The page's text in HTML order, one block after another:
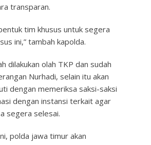
transparan.
tim khusus untuk segera
ini,” tambah kapolda.
dilakukan olah TKP dan sudah
Nurhadi, selain itu akan
dengan memeriksa saksi-saksi
dengan instansi terkait agar
segera selesai.
polda jawa timur akan